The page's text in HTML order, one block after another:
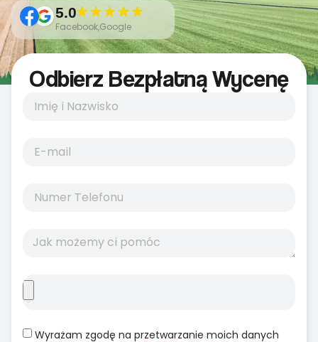
5.0
Facebook,Google
Odbierz Bezpłatną Wycenę
Wyrażam zgodę na przetwarzanie moich danych